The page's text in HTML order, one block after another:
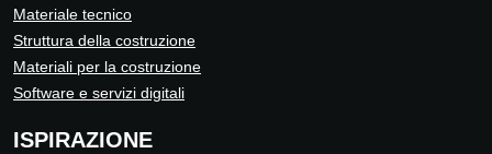
Materiale tecnico
Struttura della costruzione
Materiali per la costruzione
Software e servizi digitali
ISPIRAZIONE